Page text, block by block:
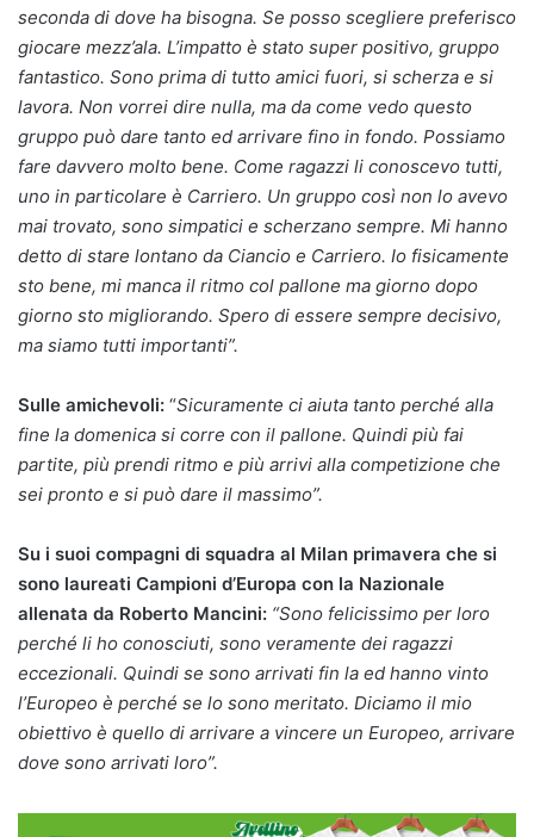
seconda di dove ha bisogna. Se posso scegliere preferisco
giocare mezz’ala. L’impatto è stato super positivo, gruppo
fantastico. Sono prima di tutto amici fuori, si scherza e si
lavora. Non vorrei dire nulla, ma da come vedo questo
gruppo può dare tanto ed arrivare fino in fondo. Possiamo
fare davvero molto bene. Come ragazzi li conoscevo tutti,
uno in particolare è Carriero. Un gruppo così non lo avevo
mai trovato, sono simpatici e scherzano sempre. Mi hanno
detto di stare lontano da Ciancio e Carriero. Io fisicamente
sto bene, mi manca il ritmo col pallone ma giorno dopo
giorno sto migliorando. Spero di essere sempre decisivo,
ma siamo tutti importanti”.
Sulle amichevoli: “Sicuramente ci aiuta tanto perché alla
fine la domenica si corre con il pallone. Quindi più fai
partite, più prendi ritmo e più arrivi alla competizione che
sei pronto e si può dare il massimo”.
Su i suoi compagni di squadra al Milan primavera che si
sono laureati Campioni d’Europa con la Nazionale
allenata da Roberto Mancini: “Sono felicissimo per loro
perché li ho conosciuti, sono veramente dei ragazzi
eccezionali. Quindi se sono arrivati fin la ed hanno vinto
l’Europeo è perché se lo sono meritato. Diciamo il mio
obiettivo è quello di arrivare a vincere un Europeo, arrivare
dove sono arrivati loro”.